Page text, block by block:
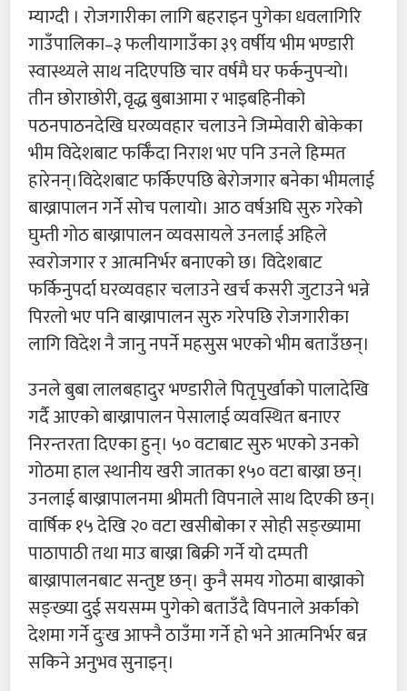
म्याग्दी । रोजगारीका लागि बहराइन पुगेका धवलागिरि
गाउँपालिका–३ फलीयागाउँका ३९ वर्षीय भीम भण्डारी
स्वास्थ्यले साथ नदिएपछि चार वर्षमै घर फर्कनुपर्‍यो।
तीन छोराछोरी, वृद्ध बुबाआमा र भाइबहिनीको
पठनपाठनदेखि घरव्यवहार चलाउने जिम्मेवारी बोकेका
भीम विदेशबाट फर्किँदा निराश भए पनि उनले हिम्मत
हारेनन्।विदेशबाट फर्किएपछि बेरोजगार बनेका भीमलाई
बाख्रापालन गर्ने सोच पलायो। आठ वर्षअघि सुरु गरेको
घुम्ती गोठ बाख्रापालन व्यवसायले उनलाई अहिले
स्वरोजगार र आत्मनिर्भर बनाएको छ। विदेशबाट
फर्किनुपर्दा घरव्यवहार चलाउने खर्च कसरी जुटाउने भन्ने
पिरलो भए पनि बाख्रापालन सुरु गरेपछि रोजगारीका
लागि विदेश नै जानु नपर्ने महसुस भएको भीम बताउँछन्।
उनले बुबा लालबहादुर भण्डारीले पितृपुर्खाको पालादेखि
गर्दै आएको बाख्रापालन पेसालाई व्यवस्थित बनाएर
निरन्तरता दिएका हुन्। ५० वटाबाट सुरु भएको उनको
गोठमा हाल स्थानीय खरी जातका १५० वटा बाख्रा छन्।
उनलाई बाख्रापालनमा श्रीमती विपनाले साथ दिएकी छन्।
वार्षिक १५ देखि २० वटा खसीबोका र सोही सङ्ख्यामा
पाठापाठी तथा माउ बाख्रा बिक्री गर्ने यो दम्पती
बाख्रापालनबाट सन्तुष्ट छन्। कुनै समय गोठमा बाख्राको
सङ्ख्या दुई सयसम्म पुगेको बताउँदै विपनाले अर्काको
देशमा गर्ने दुःख आफ्नै ठाउँमा गर्ने हो भने आत्मनिर्भर बन्न
सकिने अनुभव सुनाइन्।